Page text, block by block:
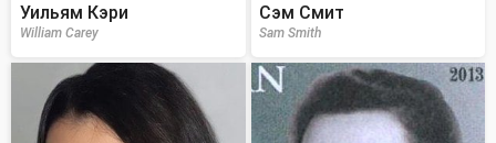
Уильям Кэри
William Carey
Сэм Смит
Sam Smith